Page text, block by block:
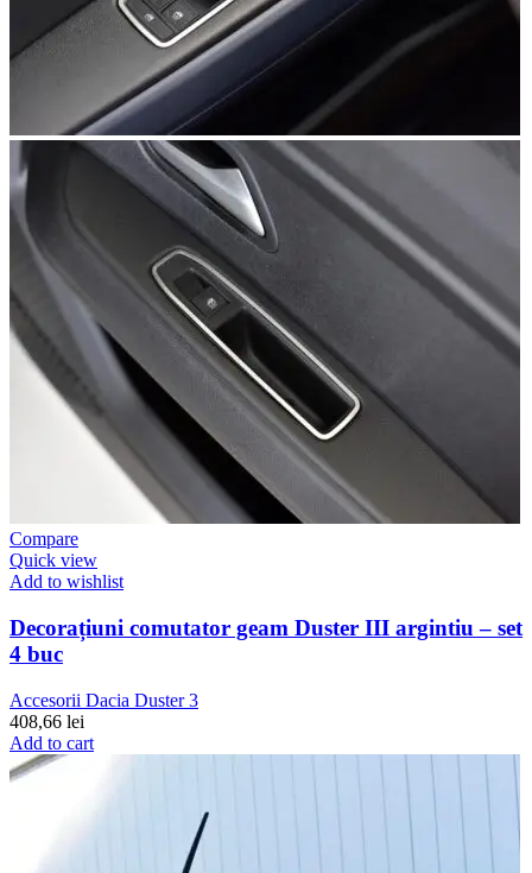
Compare
Quick view
Add to wishlist
Decorațiuni comutator geam Duster III argintiu – set
4 buc
Accesorii Dacia Duster 3
408,66 lei
Add to cart